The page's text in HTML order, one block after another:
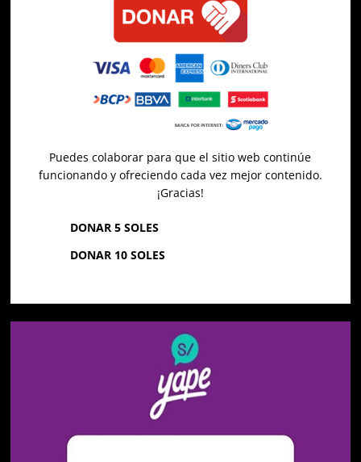
Puedes colaborar para que el sitio web continúe
funcionando y ofreciendo cada vez mejor contenido.
¡Gracias!
DONAR 5 SOLES
DONAR 10 SOLES